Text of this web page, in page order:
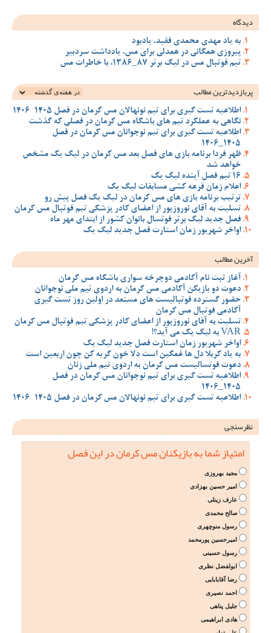
دیدگاه
به یاد مهدی محمدی فقید، یادبود
پیروزی همگانی در همدلی برای مس، یادداشت سردبیر
تیم فوتبال مس در لیگ برتر 87_1386، با خاطرات مس
پربازدیدترین‌ مطالب
اطلاعیه تست گیری برای تیم نونهالان مس کرمان در فصل 1405-1406
نگاهی به عملکرد تیم های باشگاه مس کرمان در فصلی که گذشت
اطلاعیه تست گیری برای تیم نوجوانان مس کرمان در فصل
1405_1406
ظهر فردا برنامه بازی های فصل بعد مس کرمان در لیگ یک مشخص
خواهد شد
16 تیم فصل آینده لیگ یک
اعلام زمان قرعه کشی مسابقات لیگ یک
ترتیب برنامه بازی های مس کرمان در لیگ یک فصل پیش رو
تسلیت به آقای نوروزپور از اعضای کادر پزشکی تیم فوتبال مس کرمان
فصل جدید لیگ برتر فوتسال بانوان کشور از ابتدای مهر ماه
اواخر شهریور زمان استارت فصل جدید لیگ یک
آخرین مطالب
آغاز ثبت نام آکادمی دوچرخه سواری باشگاه مس کرمان
دعوت دو بازیکن آکادمی مس کرمان به اردوی تیم ملی نوجوانان
حضور گسترده فوتبالیست های مستعد در اولین روز تست گیری
آکادمی فوتبال مس کرمان
تسلیت به آقای نوروزپور از اعضای کادر پزشکی تیم فوتبال مس کرمان
VAR به لیگ یک می آید؟!
اواخر شهریور زمان استارت فصل جدید لیگ یک
به یاد کربلا دل ها غمگین است دلا خون گریه کن چون اربعین است
دعوت فوتسالیست مس کرمان به اردوی تیم ملی زنان
اطلاعیه تست گیری برای تیم نوجوانان مس کرمان در فصل
1405_1406
اطلاعیه تست گیری برای تیم نونهالان مس کرمان در فصل 1405-1406
نظرسنجی
امتیاز شما به بازیکنان مس کرمان در این فصل
مجید بهروزی
امیر حسین بهزادی
عارف زینلی
صالح محمدی
رسول منوچهری
امیرحسین پورمحمد
رسول حسینی
ابولفضل نظری
رضا آقابابایی
احمد نصیری
جلیل پناهی
هادی ابراهیمی